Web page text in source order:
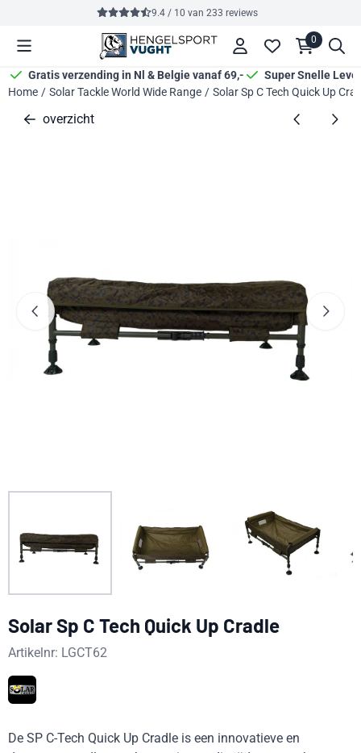
Cookievoorkeuren zijn momenteel gesloten.
9.4 / 10 van 233 reviews
0
Gratis verzending in Nl & Belgie vanaf 69,-
Super Snelle
Home / Solar Tackle World Wide Range / Solar Sp C Tech Quick Up
overzicht
Solar Sp C Tech Quick Up Cradle
Artikelnr: LGCT62
De SP C-Tech Quick Up Cradle is een innovatieve en